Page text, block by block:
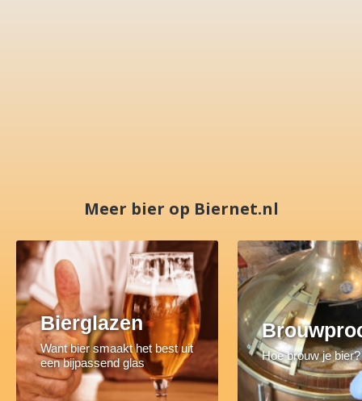
Meer bier op Biernet.nl
Bierglazen
Want bier smaakt het best uit
een bijpassend glas
Hoe brouw je bier?